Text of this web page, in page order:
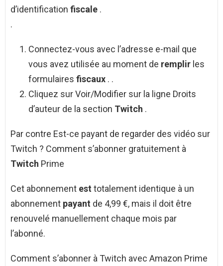
d’identification fiscale .
.
Connectez-vous avec l’adresse e-mail que
vous avez utilisée au moment de remplir les
formulaires fiscaux . .
Cliquez sur Voir/Modifier sur la ligne Droits
d’auteur de la section Twitch .
Par contre Est-ce payant de regarder des vidéo sur
Twitch ? Comment s’abonner gratuitement à
Twitch Prime
Cet abonnement est totalement identique à un
abonnement payant de 4,99 €, mais il doit être
renouvelé manuellement chaque mois par
l’abonné.
Comment s’abonner à Twitch avec Amazon Prime